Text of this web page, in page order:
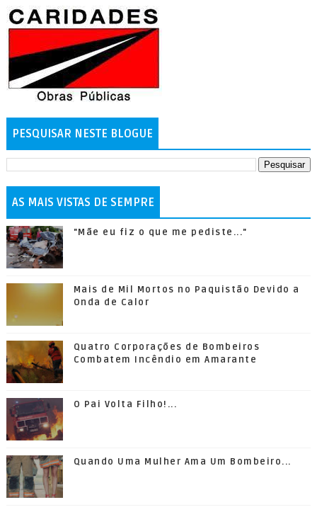
PESQUISAR NESTE BLOGUE
AS MAIS VISTAS DE SEMPRE
"Mãe eu fiz o que me pediste..."
Mais de Mil Mortos no Paquistão Devido a
Onda de Calor
Quatro Corporações de Bombeiros
Combatem Incêndio em Amarante
O Pai Volta Filho!...
Quando Uma Mulher Ama Um Bombeiro...